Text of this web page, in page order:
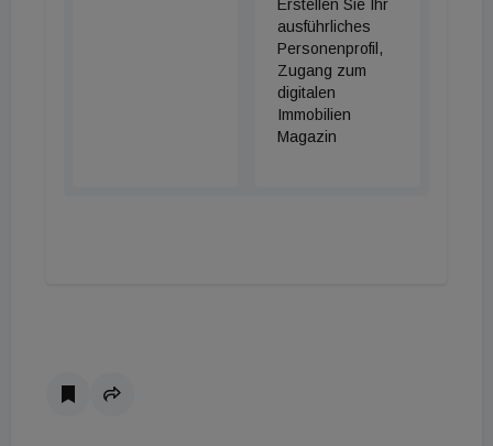
Erstellen Sie Ihr
ausführliches
Personenprofil,
Zugang zum
digitalen
Immobilien
Magazin